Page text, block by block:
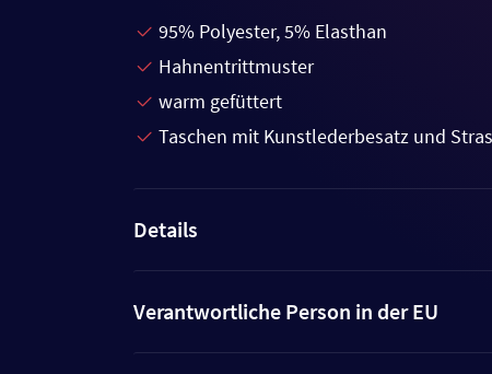
95% Polyester, 5% Elasthan
Hahnentrittmuster
warm gefüttert
Taschen mit Kunstlederbesatz und
Details
Verantwortliche Person in der EU